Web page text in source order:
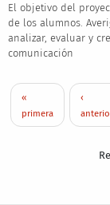
El objetivo del
de los alumnos.
analizar, evaluar y
comunicación
Paginación
Primera página
«
primera
‹